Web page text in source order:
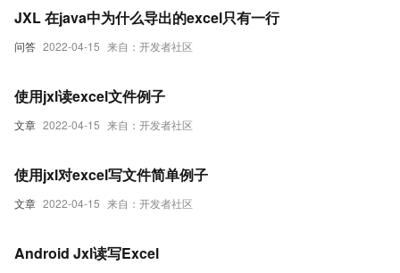
问答 2022-04-15 来自：开发者社区
JXL 在java中为什么导出的excel只有一行
文章 2022-04-15 来自：开发者社区
使用jxl读excel文件例子
文章 2022-04-15 来自：开发者社区
使用jxl对excel写文件简单例子
Android Jxl读写Excel